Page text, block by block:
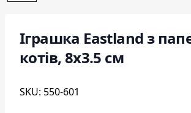
Іграшка Eastland з
котів, 8х3.5 см
SKU: 550-601